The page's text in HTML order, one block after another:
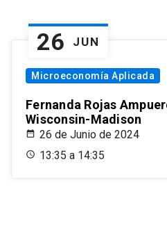
26 JUN
Microeconomía Aplicada
Fernanda Rojas
Wisconsin-Madison
26 de Junio de 2024
13:35 a 14:35